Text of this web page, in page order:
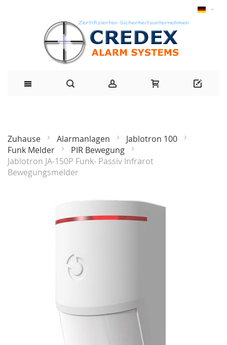
Zuhause Alarmanlagen
Jablotron 100
Funk Melder
PIR Bewegung
Jablotron JA-150P Funk- Passiv Infrarot
Bewegungsmelder